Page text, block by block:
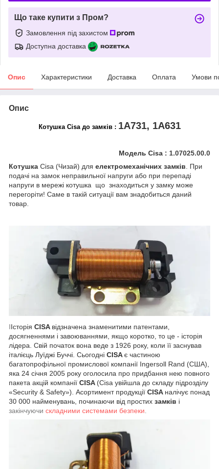
Що таке купити з Пром?
Замовлення під захистом
Доступна доставка
Опис Характеристики Доставка Оплата Умови
Опис
Котушка Cisa до замків : 1А731, 1А631
Модель Cisa : 1.07025.00.0
Котушка Cisa (Чизай) для електромеханічних замків. При
подачі на замок неправильної напруги або при перепаді
напруги в мережі котушка що знаходиться у замку може
перегоріти! Саме в такій ситуації вам знадобиться даний
товар.
ІІсторія CISA відзначена знаменитими патентами,
досягненнями і завоюваннями, якщо коротко, то це - історія
лідера. Свій початок вона веде з 1926 року, коли її заснував
італієць Луїджі Буччі. Сьогодні CISAє частиною
багатопрофільної промислової компанії Ingersoll Rand (США),
яка 24 січня 2005 року оголосила про придбання нею повного
пакета акцій компанії CISA (Cisa увійшла до складу підрозділу
«Security & Safety»). Асортимент продукції CISA налічує понад
30 000 найменувань, починаючи від простих замків і
закінчуючи складними системами безпеки